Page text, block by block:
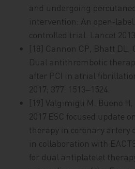
and undergoing
intervention: An
controlled trial. Lancet
[18] Cannon CP, Bhatt DL,
Dual antithrombotic
after PCI in atrial
2017; 377: 1513‒1524.
[19] Valgimigli M, Bueno H,
2017 ESC focused update
therapy in coronary artery
in collaboration with
for dual antiplatelet